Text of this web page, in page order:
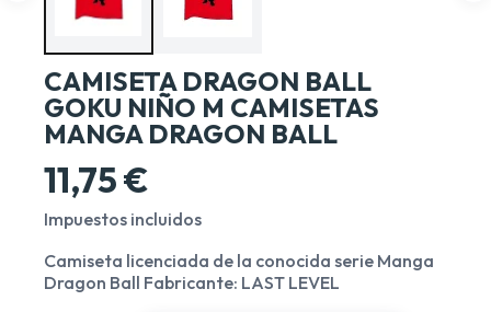
CAMISETA DRAGON BALL
GOKU NIÑO M CAMISETAS
MANGA DRAGON BALL
11,75 €
Impuestos incluidos
Camiseta licenciada de la conocida serie Manga
Dragon Ball Fabricante: LAST LEVEL